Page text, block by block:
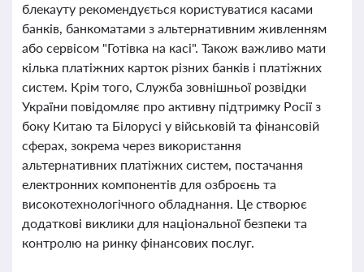
блекауту рекомендується користуватися касами
банків, банкоматами з альтернативним живленням
або сервісом "Готівка на касі". Також важливо мати
кілька платіжних карток різних банків і платіжних
систем. Крім того, Служба зовнішньої розвідки
України повідомляє про активну підтримку Росії з
боку Китаю та Білорусі у військовій та фінансовій
сферах, зокрема через використання
альтернативних платіжних систем, постачання
електронних компонентів для озброєнь та
високотехнологічного обладнання. Це створює
додаткові виклики для національної безпеки та
контролю на ринку фінансових послуг.